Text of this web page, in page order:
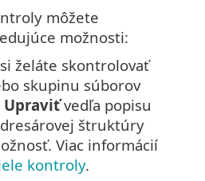
môžete
možnosti:
želáte skontrolovať
skupinu súborov
Upraviťvedľa popisu
štruktúry
Viac informácií
kontroly.